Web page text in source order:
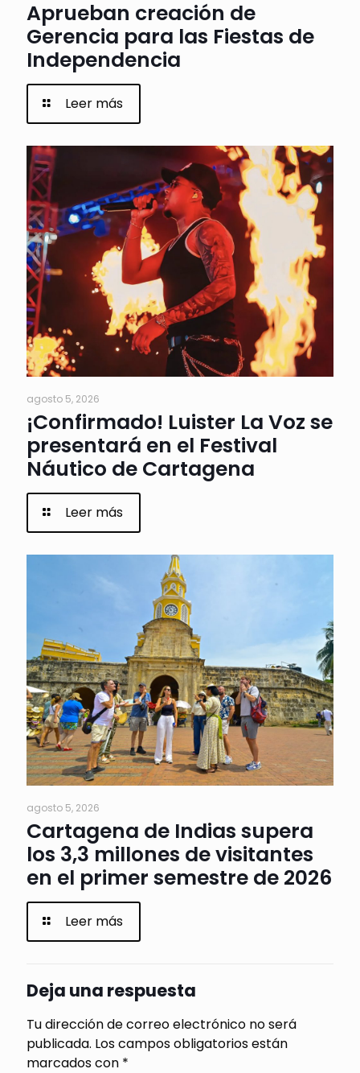
Aprueban creación de
Gerencia para las Fiestas de
Independencia
Leer más
agosto 5, 2026
¡Confirmado! Luister La Voz se
presentará en el Festival
Náutico de Cartagena
Leer más
agosto 5, 2026
Cartagena de Indias supera
los 3,3 millones de visitantes
en el primer semestre de 2026
Leer más
Deja una respuesta
Tu dirección de correo electrónico no será
publicada. Los campos obligatorios están
marcados con *